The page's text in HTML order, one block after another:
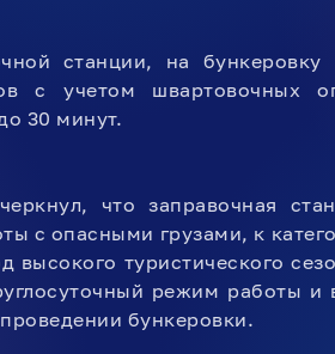
станции, на
с учетом швартовочных
30 минут.
что заправочная
с опасными грузами, к
высокого туристического
режим работы и
бункеровки.